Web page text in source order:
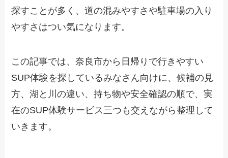
探すことが多く、道の混みやすさや駐車場の入り
やすさはつい気になります。
この記事では、奈良市から日帰りで行きやすい
SUP体験を探しているみなさん向けに、候補の見
方、湖と川の違い、持ち物や安全確認の順で、実
在のSUP体験サービス三つも交えながら整理して
いきます。